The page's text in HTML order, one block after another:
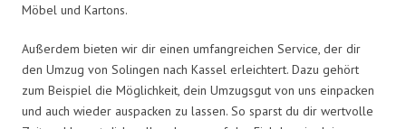
Möbel und Kartons.
Außerdem bieten wir dir einen umfangreichen Service, der dir
den Umzug von Solingen nach Kassel erleichtert. Dazu gehört
zum Beispiel die Möglichkeit, dein Umzugsgut von uns einpacken
und auch wieder auspacken zu lassen. So sparst du dir wertvolle